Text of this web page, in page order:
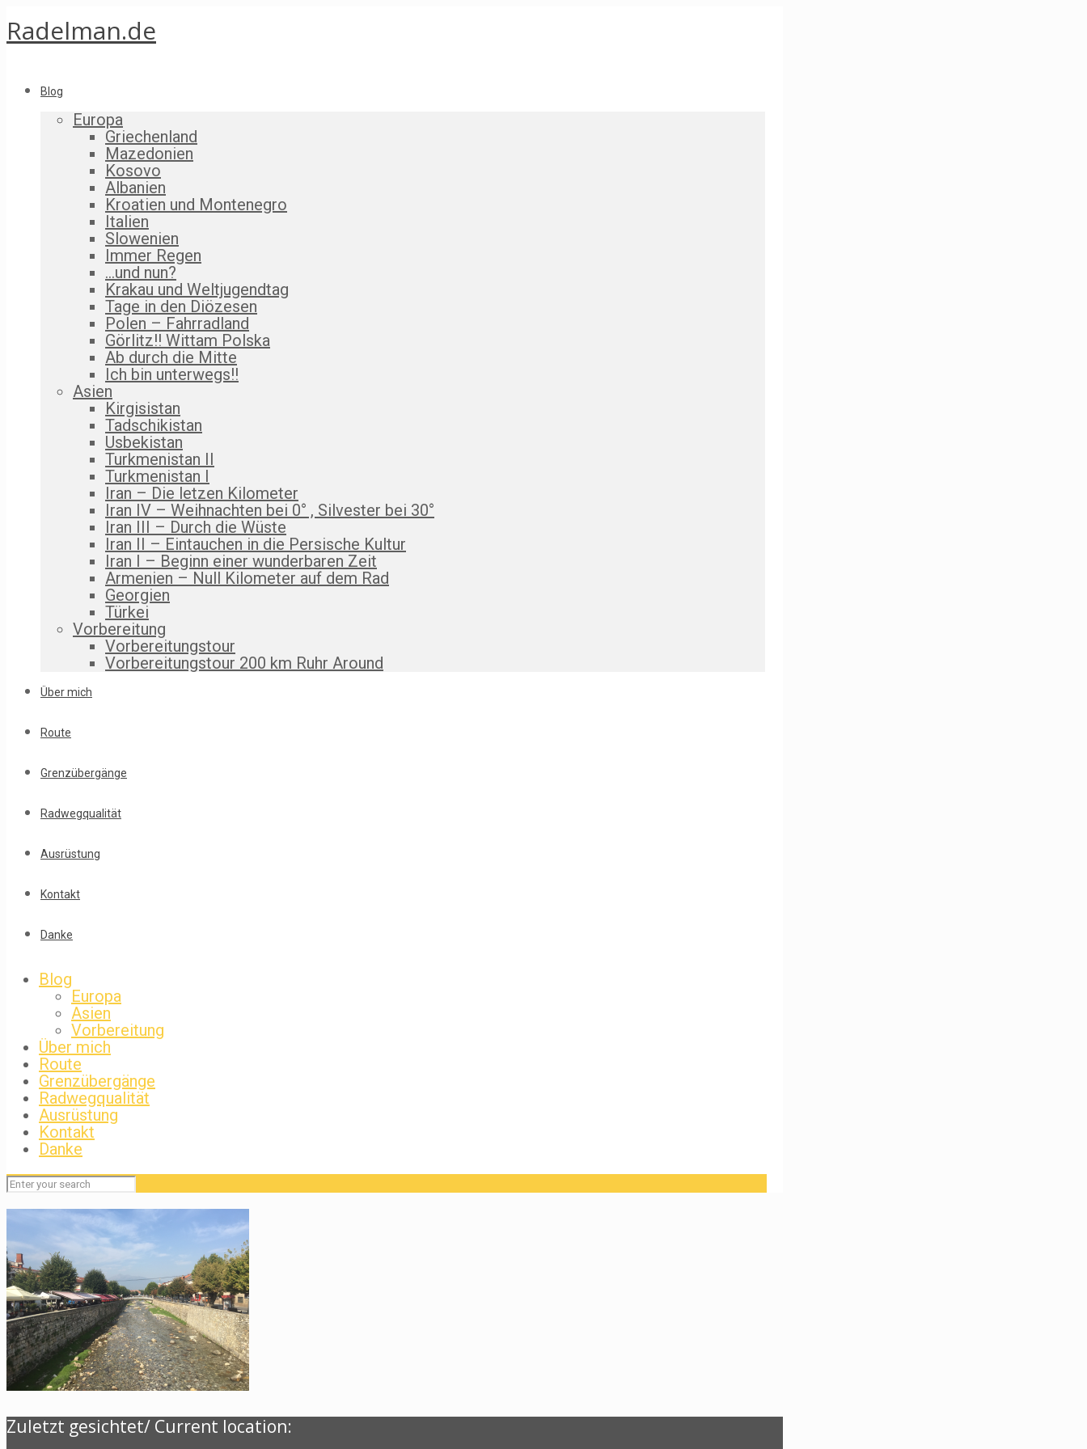
Radelman.de
Blog
Europa
Griechenland
Mazedonien
Kosovo
Albanien
Kroatien und Montenegro
Italien
Slowenien
Immer Regen
…und nun?
Krakau und Weltjugendtag
Tage in den Diözesen
Polen – Fahrradland
Görlitz!! Wittam Polska
Ab durch die Mitte
Ich bin unterwegs!!
Asien
Kirgisistan
Tadschikistan
Usbekistan
Turkmenistan II
Turkmenistan I
Iran – Die letzen Kilometer
Iran IV – Weihnachten bei 0° , Silvester bei 30°
Iran III – Durch die Wüste
Iran II – Eintauchen in die Persische Kultur
Iran I – Beginn einer wunderbaren Zeit
Armenien – Null Kilometer auf dem Rad
Georgien
Türkei
Vorbereitung
Vorbereitungstour
Vorbereitungstour 200 km Ruhr Around
Über mich
Route
Grenzübergänge
Radwegqualität
Ausrüstung
Kontakt
Danke
Blog
Europa
Asien
Vorbereitung
Über mich
Route
Grenzübergänge
Radwegqualität
Ausrüstung
Kontakt
Danke
Zuletzt gesichtet/ Current location: